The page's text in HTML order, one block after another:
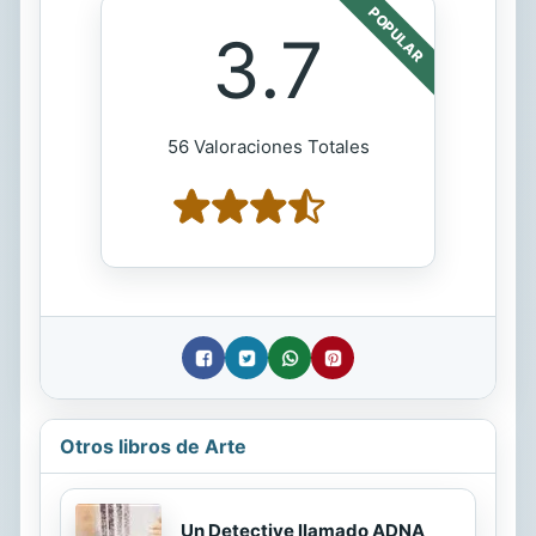
POPULAR
3.7
56 Valoraciones Totales
Otros libros de Arte
Un Detective llamado ADNA